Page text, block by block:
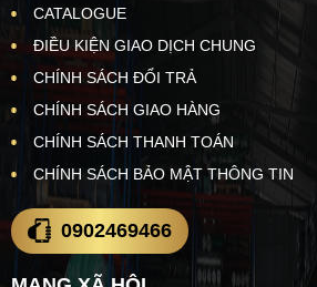
CATALOGUE
ĐIỀU KIỆN GIAO DỊCH CHUNG
CHÍNH SÁCH ĐỔI TRẢ
CHÍNH SÁCH GIAO HÀNG
CHÍNH SÁCH THANH TOÁN
CHÍNH SÁCH BẢO MẬT THÔNG TIN
0902469466